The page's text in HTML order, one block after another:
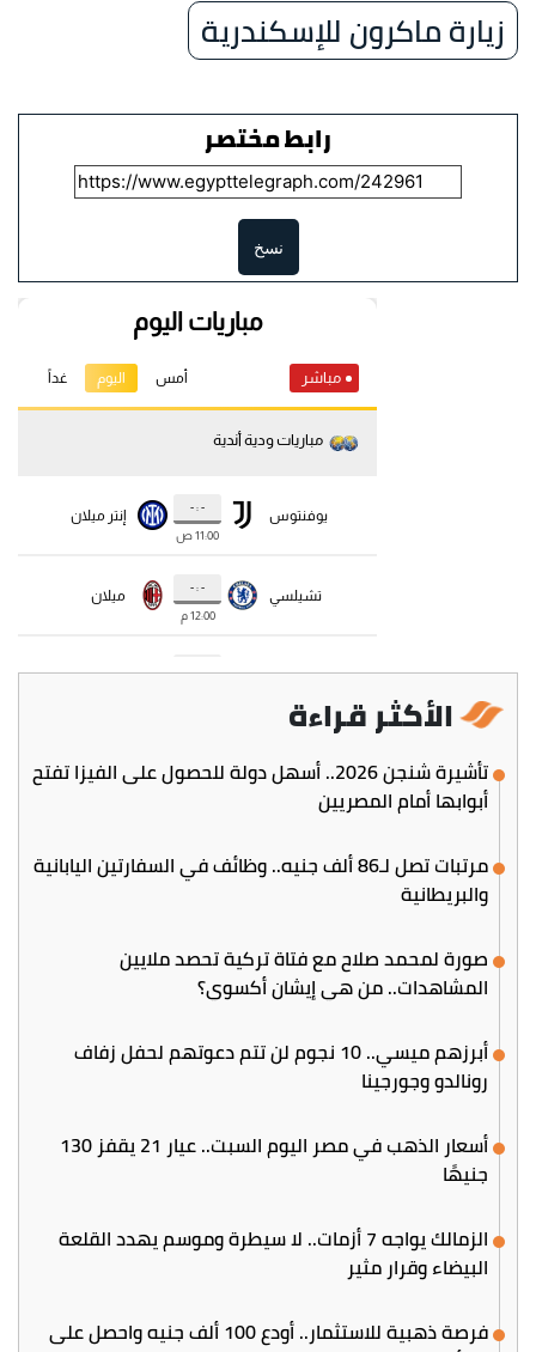
زيارة ماكرون للإسكندرية
رابط مختصر
نسخ
الأكثر قراءة
تأشيرة شنجن 2026.. أسهل دولة للحصول على الفيزا تفتح
أبوابها أمام المصريين
مرتبات تصل لـ86 ألف جنيه.. وظائف في السفارتين اليابانية
والبريطانية
صورة لمحمد صلاح مع فتاة تركية تحصد ملايين
المشاهدات.. من هي إيشان أكسوي؟
أبرزهم ميسي.. 10 نجوم لن تتم دعوتهم لحفل زفاف
رونالدو وجورجينا
أسعار الذهب في مصر اليوم السبت.. عيار 21 يقفز 130
جنيهًا
الزمالك يواجه 7 أزمات.. لا سيطرة وموسم يهدد القلعة
البيضاء وقرار مثير
فرصة ذهبية للاستثمار.. أودع 100 ألف جنيه واحصل على